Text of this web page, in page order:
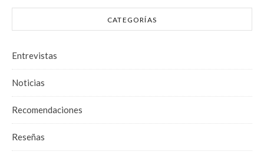
CATEGORÍAS
Entrevistas
Noticias
Recomendaciones
Reseñas